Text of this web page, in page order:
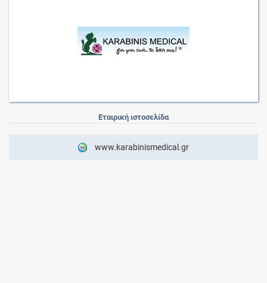
Εταιρική ιστοσελίδα
www.karabinismedical.gr